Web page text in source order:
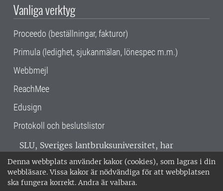
Denna webbplats använder kakor (cookies), som lagras i din
webbläsare. Vissa kakor är nödvändiga för att webbplatsen
ska fungera korrekt. Andra är valbara.
Vanliga verktyg
Proceedo (beställningar, fakturor)
Primula (ledighet, sjukanmälan, lönespec m.m.)
Webbmejl
ReachMee
Edusign
Protokoll och beslutslistor
SLU, Sveriges lantbruksuniversitet, har
verksamhet över hela Sverige. Huvudorter är
Alnarp, Uppsala och Umeå.SLU är
miljöcertifierat enligt ISO 14001. •